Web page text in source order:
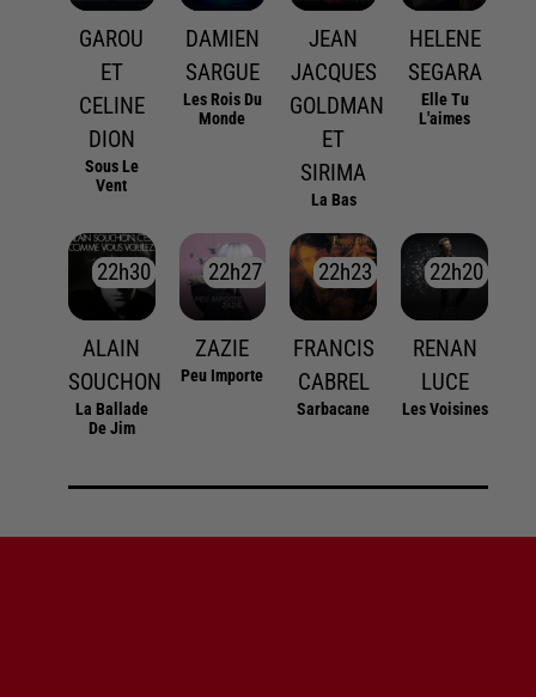
GAROU
ET
CELINE
DION
Sous Le
Vent
DAMIEN
SARGUE
Les Rois Du
Monde
JEAN
JACQUES
GOLDMAN
ET
SIRIMA
La Bas
HELENE
SEGARA
Elle Tu
L'aimes
22h30
22h30
ALAIN
SOUCHON
La Ballade
De Jim
22h27
22h27
ZAZIE
Peu Importe
22h23
22h23
FRANCIS
CABREL
Sarbacane
22h20
22h20
RENAN
LUCE
Les Voisines